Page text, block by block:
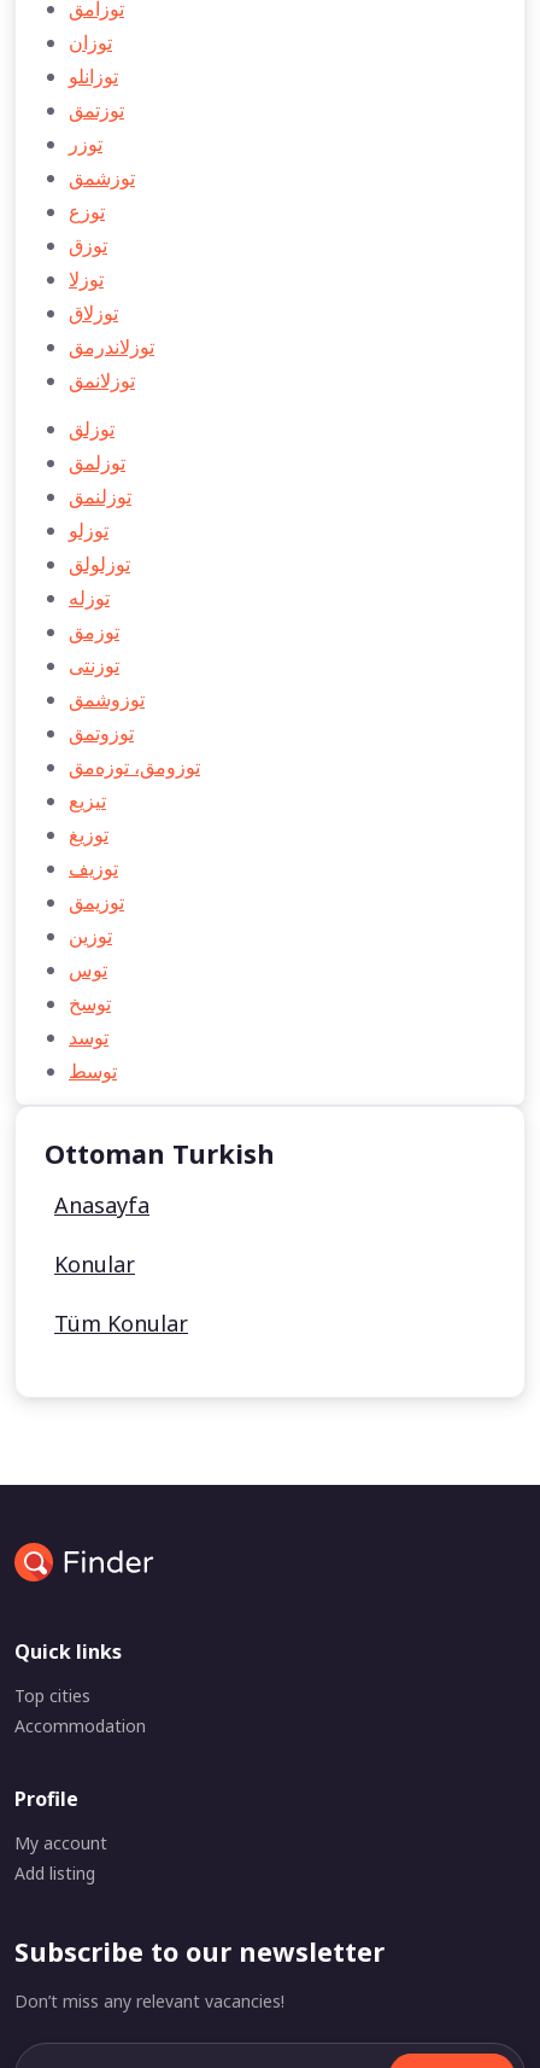
توزامق
توزان
توزانلو
توزتمق
توزر
توزشمق
توزع
توزق
توزلا
توزلاق
توزلاندرمق
توزلانمق
توزلق
توزلمق
توزلنمق
توزلو
توزلولق
توزله
توزمق
توزنتی
توزوشمق
توزوتمق
توزومق، توزه‌‌‌مق
تيزيع
توزيغ
توزيف
توزيمق
توزين
توس
توسخ
توسد
توسط
Ottoman Turkish
Anasayfa
Konular
Tüm Konular
Quick links
Top cities
Accommodation
Profile
My account
Add listing
Subscribe to our newsletter
Don’t miss any relevant vacancies!